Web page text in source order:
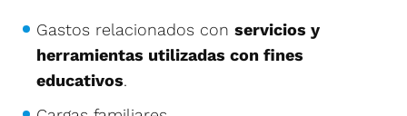
Gastos relacionados con servicios y
herramientas utilizadas con fines
educativos.